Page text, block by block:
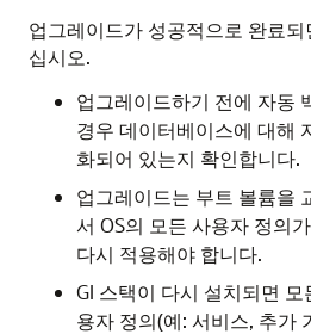
업그레이드가 성공적으로 완료
십시오.
업그레이드하기 전에 자동
경우 데이터베이스에 대해
화되어 있는지 확인합니다.
업그레이드는 부트 볼륨을
서 OS의 모든 사용자 정의
다시 적용해야 합니다.
GI 스택이 다시 설치되면
용자 정의(예: 서비스, 추가